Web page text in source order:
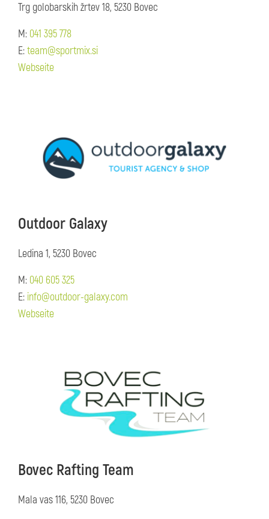
Trg golobarskih žrtev 18, 5230 Bovec
M: 041 395 778
E:team@sportmix.si
Webseite
Outdoor Galaxy
Ledina 1, 5230 Bovec
M: 040 605 325
E: info@outdoor-galaxy.com
Webseite
Bovec Rafting Team
Mala vas 116, 5230 Bovec